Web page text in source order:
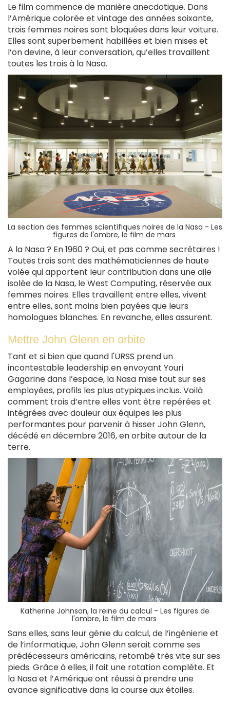
Le film commence de manière anecdotique. Dans
l’Amérique colorée et vintage des années soixante,
trois femmes noires sont bloquées dans leur voiture.
Elles sont superbement habillées et bien mises et
l’on devine, à leur conversation, qu’elles travaillent
toutes les trois à la Nasa.
La section des femmes scientifiques noires de la Nasa - Les
figures de l'ombre, le film de mars
A la Nasa ? En 1960 ? Oui, et pas comme secrétaires !
Toutes trois sont des mathématiciennes de haute
volée qui apportent leur contribution dans une aile
isolée de la Nasa, le West Computing, réservée aux
femmes noires. Elles travaillent entre elles, vivent
entre elles, sont moins bien payées que leurs
homologues blanches. En revanche, elles assurent.
Mettre John Glenn en orbite
Tant et si bien que quand l'URSS prend un
incontestable leadership en envoyant Youri
Gagarine dans l’espace, la Nasa mise tout sur ses
employées, profils les plus atypiques inclus. Voilà
comment trois d’entre elles vont être repérées et
intégrées avec douleur aux équipes les plus
performantes pour parvenir à hisser John Glenn,
décédé en décembre 2016, en orbite autour de la
terre.
Katherine Johnson, la reine du calcul - Les figures de
l'ombre, le film de mars
Sans elles, sans leur génie du calcul, de l’ingénierie et
de l’informatique, John Glenn serait comme ses
prédécesseurs américains, retombé très vite sur ses
pieds. Grâce à elles, il fait une rotation complète. Et
la Nasa et l’Amérique ont réussi à prendre une
avance significative dans la course aux étoiles.